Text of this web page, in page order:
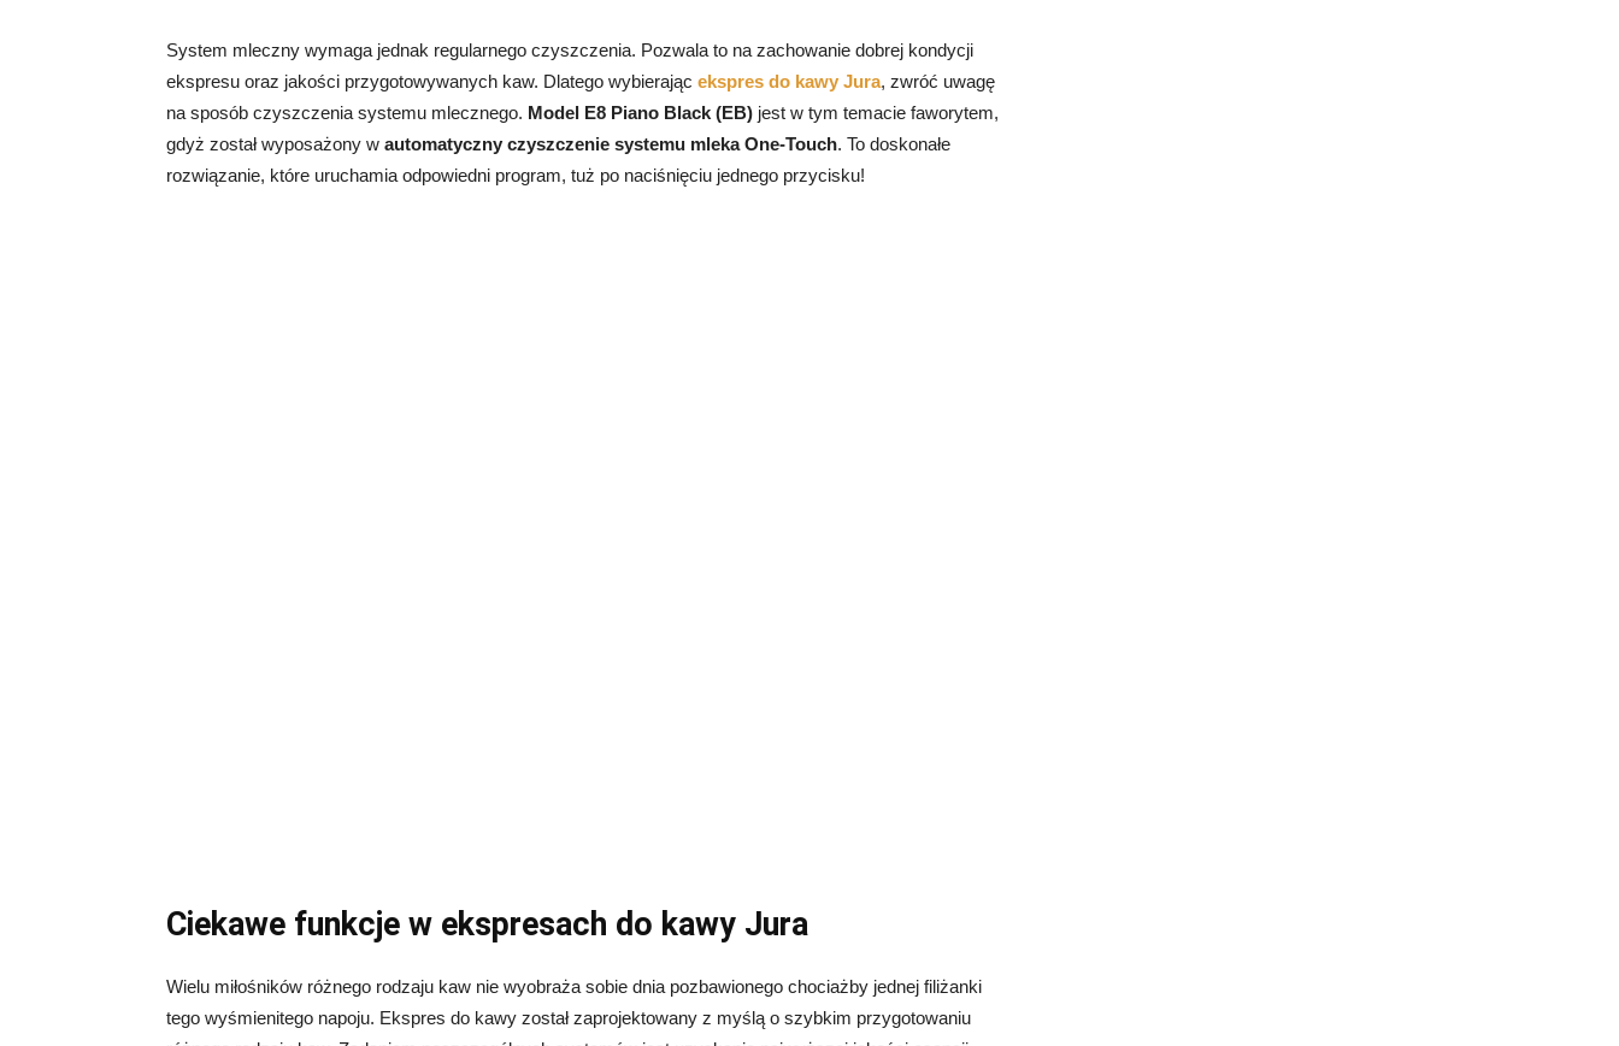
System mleczny wymaga jednak regularnego czyszczenia. Pozwala to na zachowanie dobrej kondycji
ekspresu oraz jakości przygotowywanych kaw. Dlatego wybierając ekspres do kawy Jura, zwróć uwagę
na sposób czyszczenia systemu mlecznego. Model E8 Piano Black (EB) jest w tym temacie faworytem,
gdyż został wyposażony w automatyczny czyszczenie systemu mleka One-Touch. To doskonałe
rozwiązanie, które uruchamia odpowiedni program, tuż po naciśnięciu jednego przycisku!
Ciekawe funkcje w ekspresach do kawy Jura
Wielu miłośników różnego rodzaju kaw nie wyobraża sobie dnia pozbawionego chociażby jednej filiżanki
tego wyśmienitego napoju. Ekspres do kawy został zaprojektowany z myślą o szybkim przygotowaniu